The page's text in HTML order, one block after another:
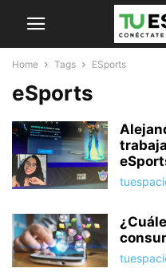
Home Tags ESports
eSports